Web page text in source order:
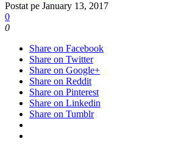
Postat pe January 13, 2017
0
0
Share on Facebook
Share on Twitter
Share on Google+
Share on Reddit
Share on Pinterest
Share on Linkedin
Share on Tumblr